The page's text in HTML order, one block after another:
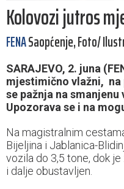
Kolovozi jutros
FENASaopćenje, Foto/
SARAJEVO, 2. juna
mjestimično vlažni,
se pažnja na
Upozorava se i na
Na magistralnim
Bijeljina i Jablanica-
vozila do 3,5 tone, dok
i dalje obustavljen.